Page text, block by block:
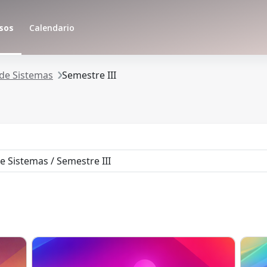
Calendario
Sistemas Semestre III